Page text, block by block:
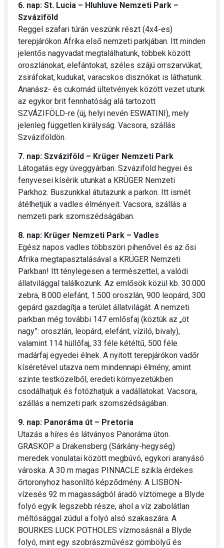
6. nap: St. Lucia – Hluhluve Nemzeti Park –
Szváziföld
Reggel szafari túrán veszünk részt (4x4-es)
terepjárókon Afrika első nemzeti parkjában. Itt minden
jelentős nagyvadat megtalálhatunk, többek között
oroszlánokat, elefántokat, széles szájú orrszarvúkat,
zsiráfokat, kudukat, varacskos disznókat is láthatunk.
Ananász- és cukornád ültetvények között vezet utunk
az egykor brit fennhatóság alá tartozott
SZVÁZIFÖLD-re (új, helyi nevén ESWATINI), mely
jelenleg független királyság. Vacsora, szállás
Szváziföldön.
7. nap: Szváziföld – Krüger Nemzeti Park
Látogatás egy üveggyárban. Szváziföld hegyei és
fenyvesei kísérik utunkat a KRÜGER Nemzeti
Parkhoz. Buszunkkal átutazunk a parkon. Itt ismét
átélhetjük a vadles élményeit. Vacsora, szállás a
nemzeti park szomszédságában.
8. nap: Krüger Nemzeti Park – Vadles
Egész napos vadles többszöri pihenővel és az ősi
Afrika megtapasztalásával a KRÜGER Nemzeti
Parkban! Itt ténylegesen a természettel, a valódi
állatvilággal találkozunk. Az emlősök közül kb. 30.000
zebra, 8.000 elefánt, 1.500 oroszlán, 900 leopárd, 300
gepárd gazdagítja a terület állatvilágát. A nemzeti
parkban még további 147 emlősfaj (köztük az „öt
nagy”: oroszlán, leopárd, elefánt, víziló, bivaly),
valamint 114 hüllőfaj, 33 féle kétéltű, 500 féle
madárfaj egyedei élnek. A nyitott terepjárókon vadőr
kíséretével utazva nem mindennapi élmény, amint
szinte testközelből, eredeti környezetükben
csodálhatjuk és fotózhatjuk a vadállatokat. Vacsora,
szállás a nemzeti park szomszédságában.
9. nap: Panoráma út – Pretoria
Utazás a híres és látványos Panoráma úton.
GRASKOP a Drakensberg (Sárkány-hegység)
meredek vonulatai között megbúvó, egykori aranyásó
városka. A 30 m magas PINNACLE szikla érdekes
őrtoronyhoz hasonlító képződmény. A LISBON-
vízesés 92 m magasságból áradó víztömege a Blyde
folyó egyik legszebb része, ahol a víz zabolátlan
méltósággal zúdul a folyó alsó szakaszára. A
BOURKES LUCK POTHOLES vízmosásnál a Blyde
folyó, mint egy szobrászművész gömbölyű és